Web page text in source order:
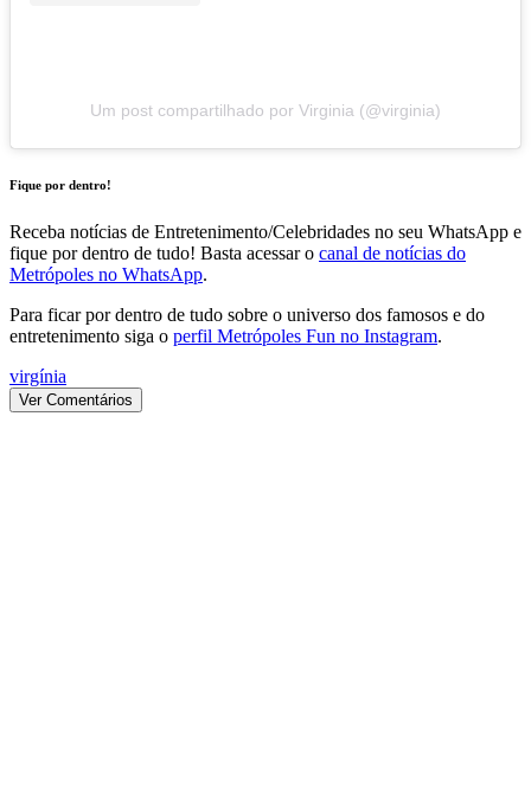
Um post compartilhado por Virginia (@virginia)
Fique por dentro!
Receba notícias de Entretenimento/Celebridades no seu WhatsApp e
fique por dentro de tudo! Basta acessar o canal de notícias do
Metrópoles no WhatsApp.
Para ficar por dentro de tudo sobre o universo dos famosos e do
entretenimento siga o perfil Metrópoles Fun no Instagram.
virgínia
Ver Comentários